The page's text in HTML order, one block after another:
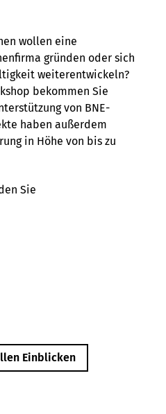
wollen eine
gründen oder sich
weiterentwickeln?
bekommen Sie
von BNE-
haben außerdem
in Höhe von bis zu
Sie
Einblicken